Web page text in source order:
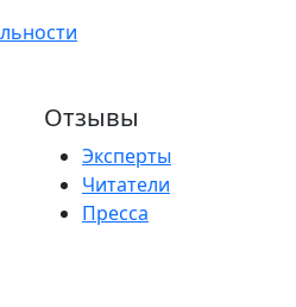
Отзывы
Эксперты
Читатели
Пресса